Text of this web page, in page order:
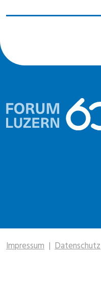
Impressum | Datenschutz